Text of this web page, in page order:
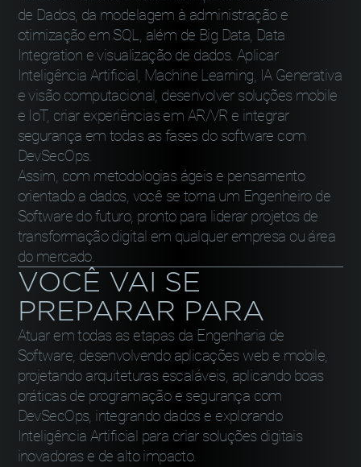
de Dados, da modelagem à administração e
otimização em SQL, além de Big Data, Data
Integration e visualização de dados. Aplicar
Inteligência Artificial, Machine Learning, IA Generativa
e visão computacional, desenvolver soluções mobile
e IoT, criar experiências em AR/VR e integrar
segurança em todas as fases do software com
DevSecOps.
Assim, com metodologias ágeis e pensamento
orientado a dados, você se torna um Engenheiro de
Software do futuro, pronto para liderar projetos de
transformação digital em qualquer empresa ou área
do mercado.
VOCÊ VAI SE
PREPARAR PARA
Atuar em todas as etapas da Engenharia de
Software, desenvolvendo aplicações web e mobile,
projetando arquiteturas escaláveis, aplicando boas
práticas de programação e segurança com
DevSecOps, integrando dados e explorando
Inteligência Artificial para criar soluções digitais
inovadoras e de alto impacto.